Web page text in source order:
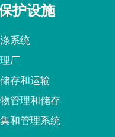
护设施
系统
厂
存和运输
管理和储存
和管理系统